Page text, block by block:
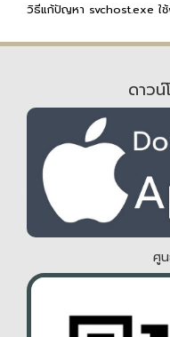
วิธีแก้ปัญหา svchost.exe ใช้
ดาว
ศู